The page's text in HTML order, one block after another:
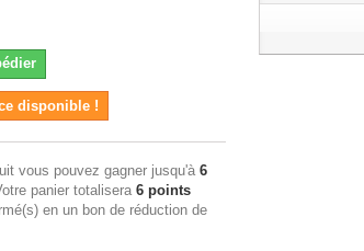
disponible !
vous pouvez gagner jusqu'à 6
panier totalisera 6points
en un bon de réduction de